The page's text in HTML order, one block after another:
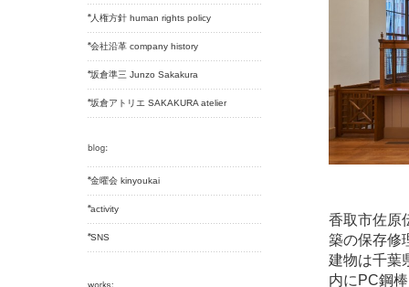
人権方針 human rights policy
会社沿革 company history
坂倉準三 Junzo Sakakura
坂倉アトリエ SAKAKURA atelier
金曜会 kinyoukai
activity
SNS
香取市佐原
築の保存修
建物は千葉
内にPC鋼